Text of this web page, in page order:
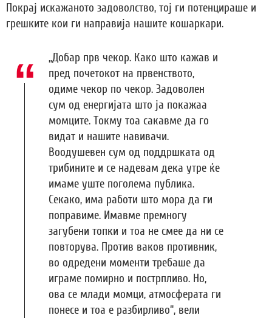
Покрај искажаното задоволство, тој ги потенцираше и
грешките кои ги направија нашите кошаркари.
„Добар прв чекор. Како што кажав и
пред почетокот на првенството,
одиме чекор по чекор. Задоволен
сум од енергијата што ја покажаа
момците. Токму тоа сакавме да го
видат и нашите навивачи.
Воодушевен сум од поддршката од
трибините и се надевам дека утре ќе
имаме уште поголема публика.
Секако, има работи што мора да ги
поправиме. Имавме премногу
загубени топки и тоа не смее да ни се
повторува. Против ваков противник,
во одредени моменти требаше да
играме помирно и пострпливо. Но,
ова се млади момци, атмосферата ги
понесе и тоа е разбирливо“, вели